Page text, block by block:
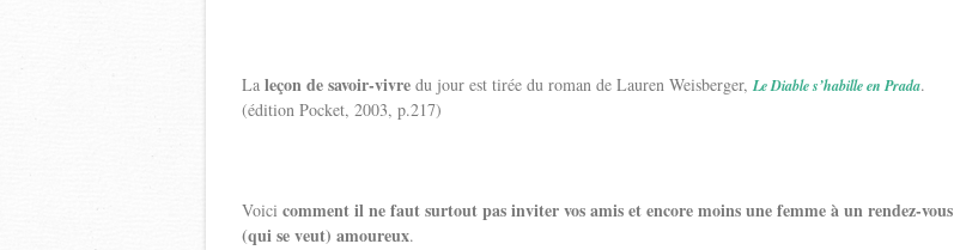
La leçon de savoir-vivre du jour est tirée du roman de Lauren Weisberger, Le Diable s’habille en Prada.
(édition Pocket, 2003, p.217)
Voici comment il ne faut surtout pas inviter vos amis et encore moins une femme à un rendez-vous
(qui se veut) amoureux.